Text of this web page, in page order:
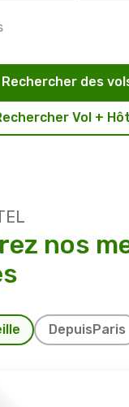
Vol +
Rechercher des
nos
Depuis Paris